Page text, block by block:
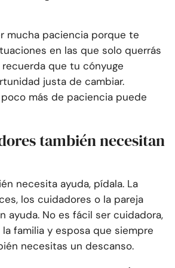
mucha paciencia porque te
en las que solo querrás
que tu cónyuge
justa de cambiar.
más de paciencia puede
también necesitan
necesita ayuda, pídala. La
los cuidadores o la pareja
ayuda. No es fácil ser cuidadora,
familia y esposa que siempre
necesitas un descanso.